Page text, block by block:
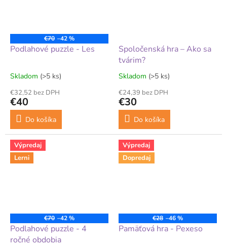
€70 –42 %
Podlahové puzzle - Les
Skladom (>5 ks)
€32,52 bez DPH
€40
Do košíka
Spoločenská hra – Ako sa
tvárim?
Skladom (>5 ks)
€24,39 bez DPH
€30
Do košíka
Výpredaj
Lerni
€70 –42 %
Podlahové puzzle - 4
ročné obdobia
Výpredaj
Dopredaj
€28 –46 %
Pamäťová hra - Pexeso